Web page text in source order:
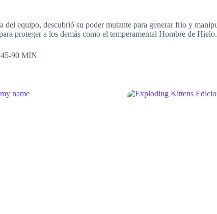
equipo, descubrió su poder mutante para generar frío y
proteger a los demás como el temperamental Hombre de Hielo.
90 MIN